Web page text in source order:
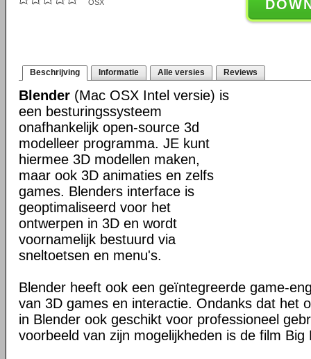
OSX
Beschrijving Informatie Alle versies Reviews
Blender (Mac OSX Intel versie) is
een besturingssysteem
onafhankelijk open-source 3d
modelleer programma. JE kunt
hiermee 3D modellen maken,
maar ook 3D animaties en zelfs
games. Blenders interface is
geoptimaliseerd voor het
ontwerpen in 3D en wordt
voornamelijk bestuurd via
sneltoetsen en menu's.
Blender heeft ook een geïntegreerde game-
van 3D games en interactie. Ondanks dat het
in Blender ook geschikt voor professioneel
voorbeeld van zijn mogelijkheden is de film Big